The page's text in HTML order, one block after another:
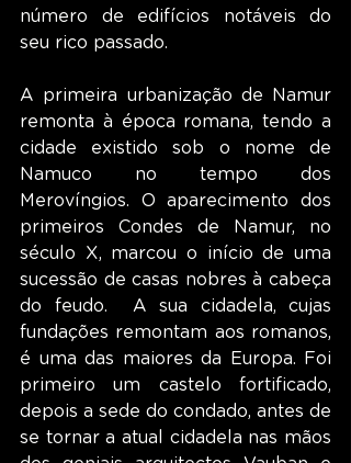
número de edifícios notáveis do
seu rico passado.
A primeira urbanização de Namur
remonta à época romana, tendo a
cidade existido sob o nome de
Namuco no tempo dos
Merovíngios. O aparecimento dos
primeiros Condes de Namur, no
século X, marcou o início de uma
sucessão de casas nobres à cabeça
do feudo.  A sua cidadela, cujas
fundações remontam aos romanos,
é uma das maiores da Europa. Foi
primeiro um castelo fortificado,
depois a sede do condado, antes de
se tornar a atual cidadela nas mãos